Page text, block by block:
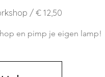
/ € 12,50
en pimp je eigen lamp!